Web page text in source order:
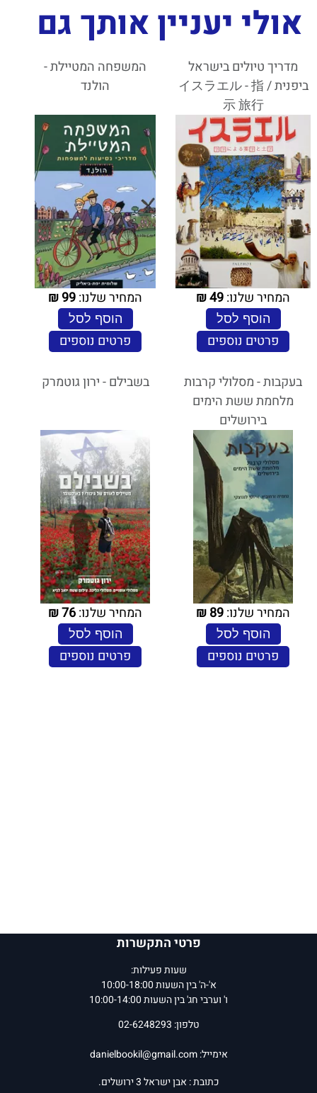
אולי יעניין אותך גם
מדריך טיולים בישראל
ביפנית / イスラエル - 指
示 旅行
המחיר שלנו:49
₪
הוסף לסל
פרטים נוספים
המשפחה המטיילת -
הולנד
המחיר שלנו:99
₪
הוסף לסל
פרטים נוספים
בעקבות - מסלולי קרבות
מלחמת ששת הימים
בירושלים
המחיר שלנו:89
₪
הוסף לסל
פרטים נוספים
בשבילם - ירון גוטמרק
המחיר שלנו:76
₪
הוסף לסל
פרטים נוספים
פרטי התקשרות
שעות פעילות:
א'-ה' בין השעות 10:00-18:00
ו' וערבי חג' בין השעות 10:00-14:00
טלפון: 02-6248293
אימייל:danielbookil@gmail.com
כתובת : אבן ישראל 3 ירושלים.